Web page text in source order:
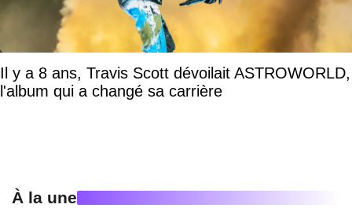
Il y a 8 ans, Travis Scott dévoilait ASTROWORLD,
l'album qui a changé sa carrière
À la une